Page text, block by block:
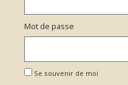
Mot de passe
Se souvenir de moi